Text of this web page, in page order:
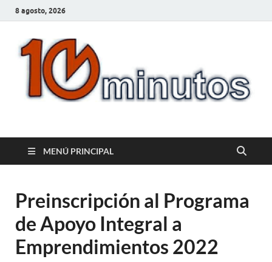
8 agosto, 2026
10minutos.com.uy
MENÚ PRINCIPAL
Preinscripción al Programa
de Apoyo Integral a
Emprendimientos 2022